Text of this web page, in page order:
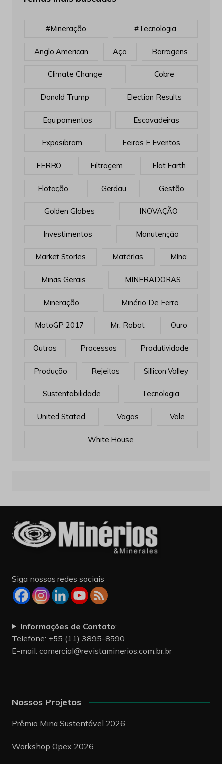
#mineração #tecnologia
Anglo American Aço Barragens
Climate Change Cobre
Donald Trump Election Results
Equipamentos Escavadeiras
Exposibram Feiras E Eventos
FERRO Filtragem Flat Earth
Flotação Gerdau Gestão
Golden Globes INOVAÇÃO
Investimentos Manutenção
Market Stories Matérias Mina
Minas Gerais MINERADORAS
Mineração Minério De Ferro
MotoGP 2017 Mr. Robot Ouro
Outros Processos Produtividade
Produção Rejeitos Sillicon Valley
Sustentabilidade Tecnologia
United Stated Vagas Vale
White House
Siga nossas redes sociais
Informações de Contato:
Telefone: +55 (11) 3895-8590
E-mail: comercial@revistaminerios.com.br.br
Nossos Projetos
Prêmio Mina Sustentável 2026
Workshop Opex 2026